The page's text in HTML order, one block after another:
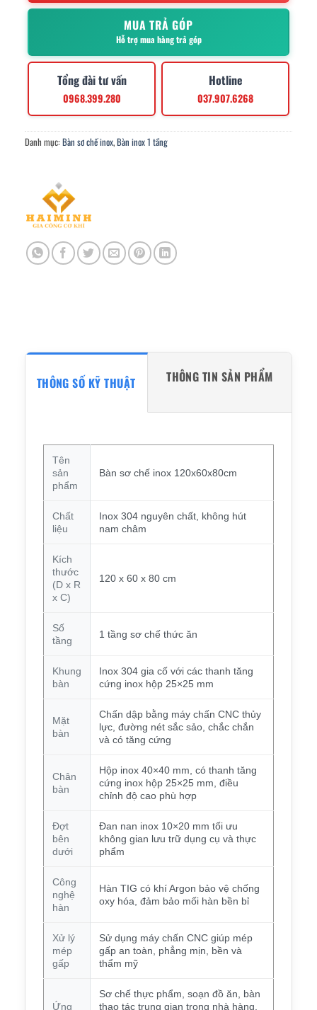
MUA TRẢ GÓP
Hỗ trợ mua hàng trả góp
Tổng đài tư vấn
0968.399.280
Hotline
037.907.6268
Danh mục: Bàn sơ chế inox,Bàn inox 1 tầng
THÔNG SỐ KỸ THUẬT THÔNG TIN SẢN PHẨM
Tên
sản
phẩm
Bàn sơ chế inox 120x60x80cm
Chất
liệu
Inox 304 nguyên chất, không hút
nam châm
Kích
thước
(D x R
x C)
120 x 60 x 80 cm
Số
tầng
1 tầng sơ chế thức ăn
Khung
bàn
Inox 304 gia cố với các thanh tăng
cứng inox hộp 25×25 mm
Mặt
bàn
Chấn dập bằng máy chấn CNC thủy
lực, đường nét sắc sảo, chắc chắn
và có tăng cứng
Chân
bàn
Hộp inox 40×40 mm, có thanh tăng
cứng inox hộp 25×25 mm, điều
chỉnh độ cao phù hợp
Đợt
bên
dưới
Đan nan inox 10×20 mm tối ưu
không gian lưu trữ dụng cụ và thực
phẩm
Công
nghệ
hàn
Hàn TIG có khí Argon bảo vệ chống
oxy hóa, đảm bảo mối hàn bền bỉ
Xử lý
mép
gấp
Sử dụng máy chấn CNC giúp mép
gấp an toàn, phẳng mịn, bền và
thẩm mỹ
Ứng
Sơ chế thực phẩm, soạn đồ ăn, bàn
thao tác trung gian trong nhà hàng,